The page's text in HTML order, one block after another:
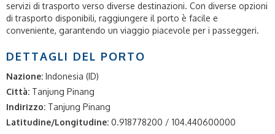
servizi di trasporto verso diverse destinazioni. Con diverse opzioni
di trasporto disponibili, raggiungere il porto è facile e
conveniente, garantendo un viaggio piacevole per i passeggeri.
DETTAGLI DEL PORTO
Nazione: Indonesia (ID)
Città: Tanjung Pinang
Indirizzo: Tanjung Pinang
Latitudine/Longitudine: 0.918778200 / 104.440600000